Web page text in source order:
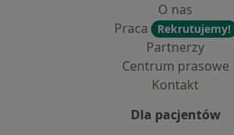
O nas
Praca
Rekrutujemy!
Partnerzy
Centrum prasowe
Kontakt
Dla pacjentów